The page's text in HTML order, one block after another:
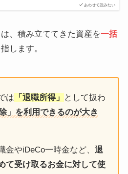
あわせて読みたい
は、積み立ててきた資産を一括
します。
は 「退職所得」
として扱わ
」を利用できるのが大き
金やiDeCo一時金など、退
て受け取るお金に対して使